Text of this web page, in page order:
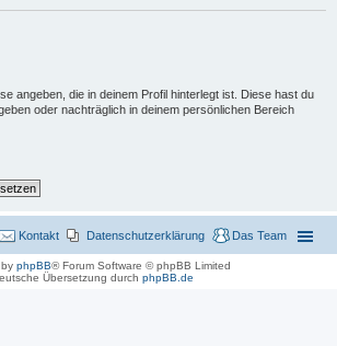
angeben, die in deinem Profil hinterlegt ist. Diese hast du
oder nachträglich in deinem persönlichen Bereich
Das Team
Datenschutzerklärung
Kontakt
phpBB® Forum Software © phpBB Limited
Übersetzung durch phpBB.de